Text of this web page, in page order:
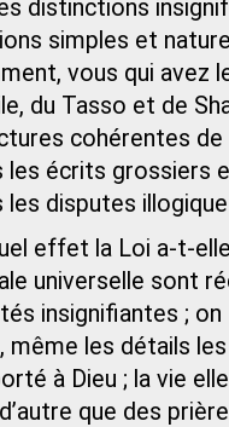
distinctions
simples et
vous qui avez
du Tasso et de
cohérentes
les écrits grossiers
les disputes
effet la Loi a-t-
universelle sont
insignifiantes ; on
même les détails
à Dieu ; la vie
que des